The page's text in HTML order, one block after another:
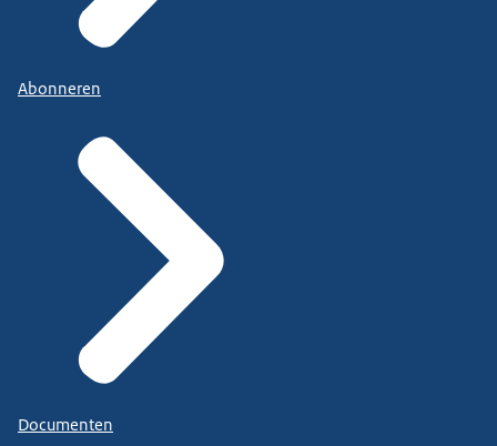
Abonneren
Documenten